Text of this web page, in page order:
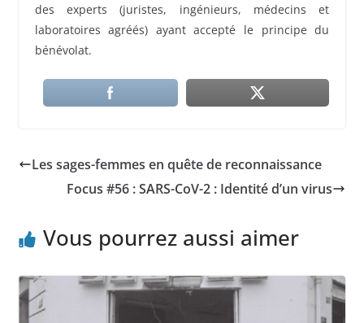
des experts (juristes, ingénieurs, médecins et
laboratoires agréés) ayant accepté le principe du
bénévolat.
Les sages-femmes en quête de reconnaissance
Focus #56 : SARS-CoV-2 : Identité d’un virus
Vous pourrez aussi aimer